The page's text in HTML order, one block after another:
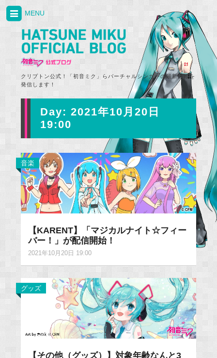
クリプトン公式！「初音ミク」らバーチャルシンガーの最新情報を
発信します！
MENU
Day: 2021年10月20日
19:00
音楽
【KARENT】「マジカルナイト☆フィー
バー！」が配信開始！
2021年10月20日 19:00
グッズ
【その他（グッズ）】対象年齢なんと3